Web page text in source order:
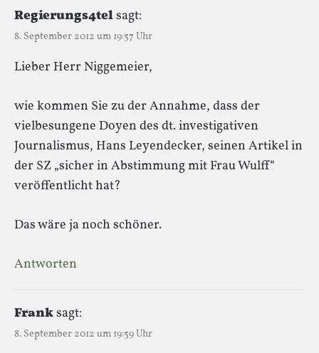
Regierungs4telsagt:
8. September 2012 um 19:57 Uhr
Lieber Herr Niggemeier,
wie kommen Sie zu der Annahme, dass der
vielbesungene Doyen des dt. investigativen
Journalismus, Hans Leyendecker, seinen Artikel in
der SZ „sicher in Abstimmung mit Frau Wulff“
veröffentlicht hat?
Das wäre ja noch schöner.
Antworten
Franksagt:
8. September 2012 um 19:59 Uhr